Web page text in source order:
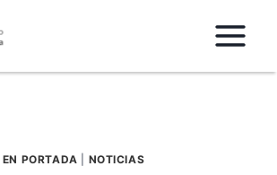
EN PORTADA NOTICIAS